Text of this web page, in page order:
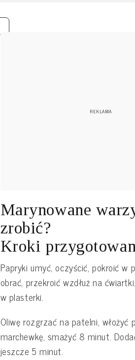
Marynowane
zrobić?
Kroki
Papryki umyć, oczyścić, pokroić w
obrać, przekroić wzdłuż na
w plasterki.
Oliwę rozgrzać na patelni, włożyć
marchewkę, smażyć 8 minut.
jeszcze 5 minut.